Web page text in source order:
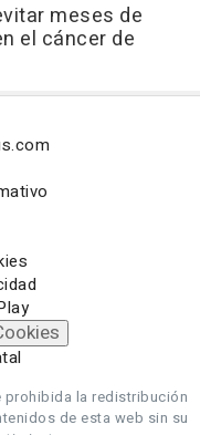
meses de
el cáncer de
prohibida la redistribución
de esta web sin su